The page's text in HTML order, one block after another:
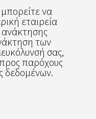
να
εταιρεία
των
σας,
παρόχους
δεδομένων.